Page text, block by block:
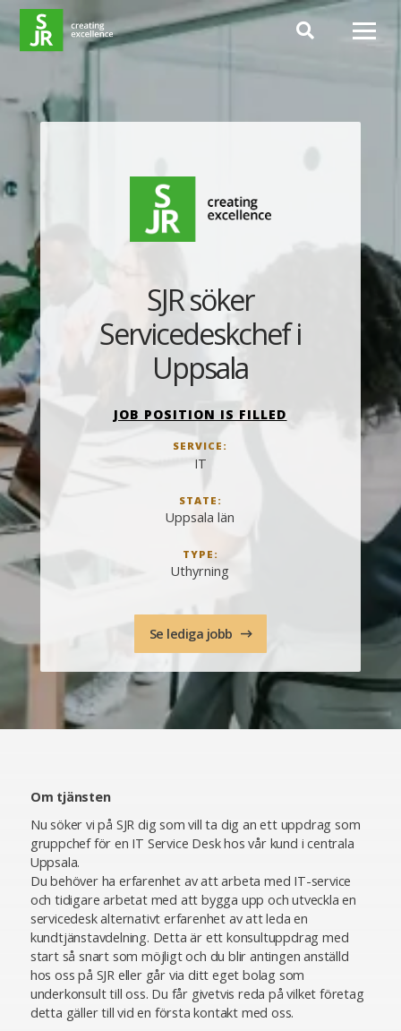
Hoppa till innehåll
JOB POSITION IS FILLED
SERVICE:
IT
STATE:
Uppsala län
TYPE:
Uthyrning
SJR söker
Servicedeskchef i
Uppsala
Se lediga jobb
Om tjänsten
Nu söker vi på SJR dig som vill ta dig an ett uppdrag som
gruppchef för en IT Service Desk hos vår kund i centrala
Uppsala.
Du behöver ha erfarenhet av att arbeta med IT-service
och tidigare arbetat med att bygga upp och utveckla en
servicedesk alternativt erfarenhet av att leda en
kundtjänstavdelning. Detta är ett konsultuppdrag med
start så snart som möjligt och du blir antingen anställd
hos oss på SJR eller går via ditt eget bolag som
underkonsult till oss. Du får givetvis reda på vilket företag
detta gäller till vid en första kontakt med oss.